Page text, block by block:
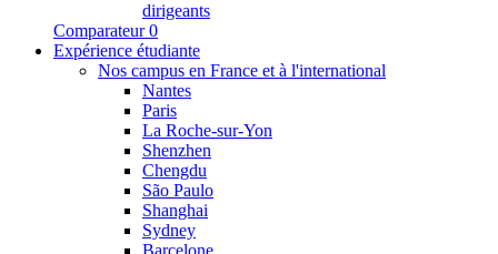
dirigeants
Comparateur 0
Expérience étudiante
Nos campus en France et à l'international
Nantes
Paris
La Roche-sur-Yon
Shenzhen
Chengdu
São Paulo
Shanghai
Sydney
Barcelone